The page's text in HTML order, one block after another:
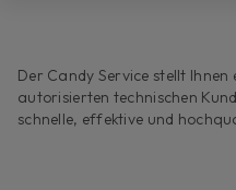
Der Candy Service stellt
autorisierten technischen
schnelle, effektive und